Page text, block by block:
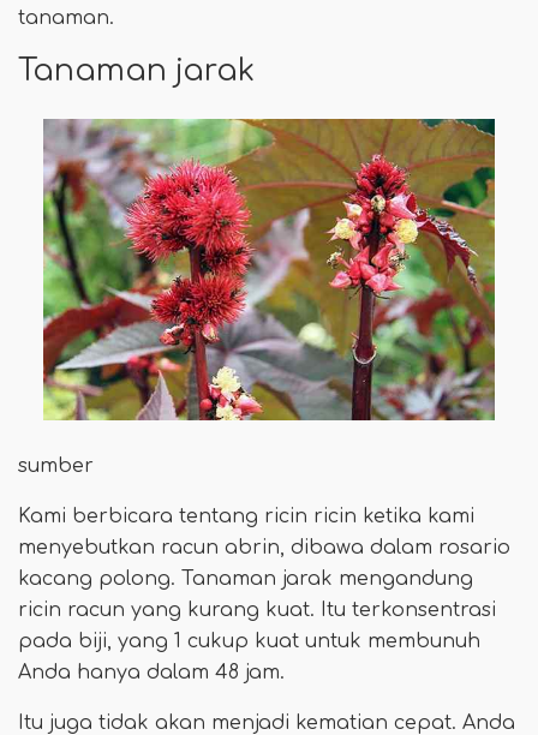
tanaman.
Tanaman jarak
sumber
Kami berbicara tentang ricin ricin ketika kami
menyebutkan racun abrin, dibawa dalam rosario
kacang polong. Tanaman jarak mengandung
ricin racun yang kurang kuat. Itu terkonsentrasi
pada biji, yang 1 cukup kuat untuk membunuh
Anda hanya dalam 48 jam.
Itu juga tidak akan menjadi kematian cepat. Anda